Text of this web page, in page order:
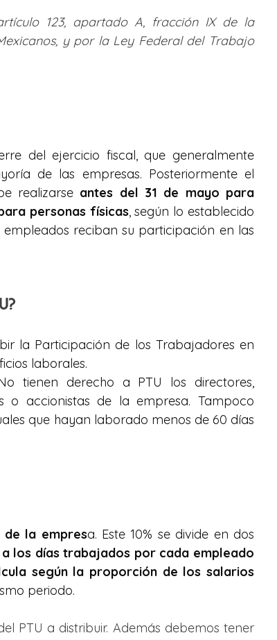
123, apartado A, fracción IX de la
y por la Ley Federal del Trabajo
del ejercicio fiscal, que generalmente
de las empresas. Posteriormente el
realizarse antes del 31 de mayo para
personas físicas, según lo establecido
reciban su participación en las
la Participación de los Trabajadores en
laborales.
tienen derecho a PTU los directores,
o accionistas de la empresa. Tampoco
que hayan laborado menos de 60 días
de la empresa. Este 10% se divide en dos
los días trabajados por cada empleado
según la proporción de los salarios
periodo.
PTU a distribuir. Además debemos tener